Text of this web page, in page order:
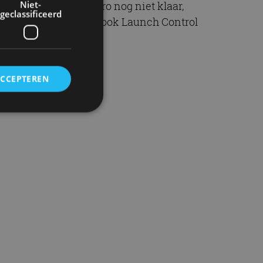
is met 31.970 euro nog niet klaar,
aan. Je krijgt dan ook Launch Control
Niet-
geclassificeerd
en